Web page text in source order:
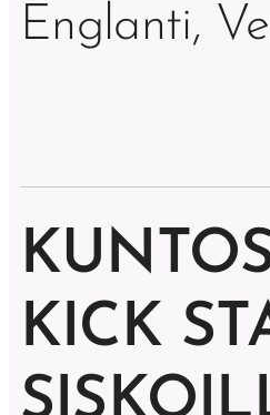
Englanti,
KICK